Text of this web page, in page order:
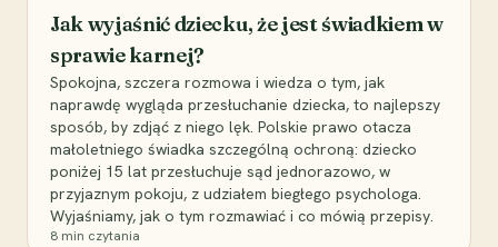
Jak wyjaśnić dziecku, że jest świadkiem w
sprawie karnej?
Spokojna, szczera rozmowa i wiedza o tym, jak
naprawdę wygląda przesłuchanie dziecka, to najlepszy
sposób, by zdjąć z niego lęk. Polskie prawo otacza
małoletniego świadka szczególną ochroną: dziecko
poniżej 15 lat przesłuchuje sąd jednorazowo, w
przyjaznym pokoju, z udziałem biegłego psychologa.
Wyjaśniamy, jak o tym rozmawiać i co mówią przepisy.
8 min czytania